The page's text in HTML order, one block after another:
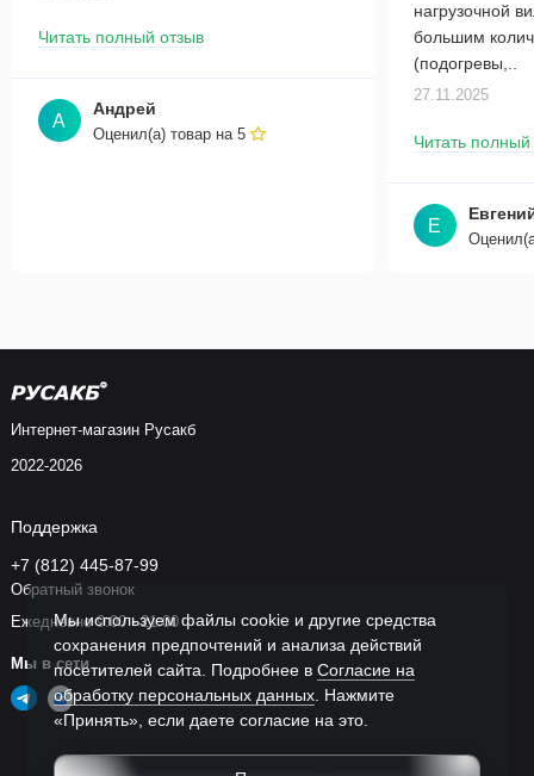
Читать полный отзыв
А
Андрей
Оценил(а) товар на5
нагрузочной
большим
(подогревы,..
27.11.2025
Читать полный
Е
Мы используем файлы cookie и другие средства
сохранения предпочтений и анализа действий
посетителей сайта. Подробнее в Согласие на
обработку персональных данных . Нажмите
«Принять», если даете согласие на это.
Интернет-магазин Русакб
2022-2026
Поддержка
+7 (812) 445-87-99
Обратный звонок
Ежедневно 9:00 - 21:00
Мы в сети